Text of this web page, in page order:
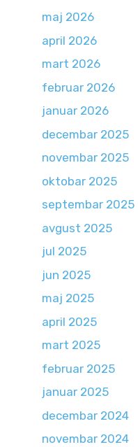
maj 2026
april 2026
mart 2026
februar 2026
januar 2026
decembar 2025
novembar 2025
oktobar 2025
septembar 2025
avgust 2025
jul 2025
jun 2025
maj 2025
april 2025
mart 2025
februar 2025
januar 2025
decembar 2024
novembar 2024